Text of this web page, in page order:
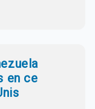
en ce